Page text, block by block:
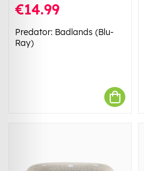
€14.99
Predator: Badlands (Blu-
Ray)